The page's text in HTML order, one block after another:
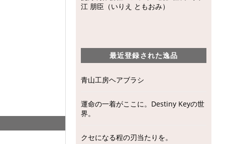
江 朋臣（いりえ ともおみ）
最近登録された逸品
青山工房ヘアブラシ
運命の一着がここに。Destiny Keyの世
界。
クセになる程の刃当たりを。